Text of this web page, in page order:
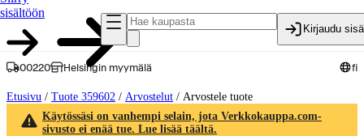
sisältöön
Kirjaudu
00220 Helsingin myymälä fi
Etusivu / Tuote 359602 / Arvostelut / Arvostele tuote
Käytössäsi on vanhempi selain, jota Verkkokauppa.com-
sivusto ei enää tue. Lue lisää täältä.